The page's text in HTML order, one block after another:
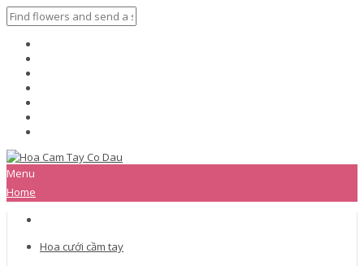
Menu
Home
Hoa cưới cầm tay